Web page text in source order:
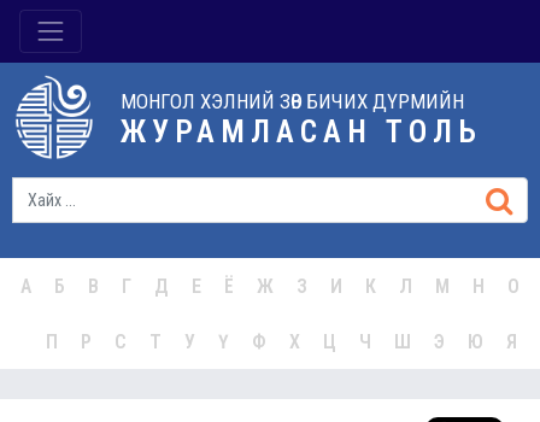
МОНГОЛ ХЭЛНИЙ ЗӨВ БИЧИХ ДҮРМИЙН
ЖУРАМЛАСАН ТОЛЬ
А Б В Г Д Е Ё Ж З И К Л М Н О
П Р С Т У Ү Ф Х Ц Ч Ш Э Ю Я